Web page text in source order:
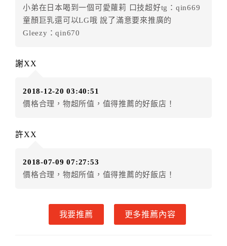
五、保留住宿權益(保留住房)
．訂房者因故辦理訂單異動，本飯店可接受
．訂房者使用「保留住宿金額」時，請注意！為避免飯
件放棄訂單（住宿權益）。 （限原訂飯店使用）
．每筆訂單異動限定乙次，限原訂飯店，異動完成後不
．訂單異動後，訂單費用總計大於原訂單費用總計時，
訂房者不得要求退其差額。限原訂飯店
◎住房日7天前辦理者，訂單費用扣除總計0%為手續費
◎住房日4天前辦理者，訂單費用扣除總計25%為手續費
小弟在日本喝到一個可愛蘿莉 口技超好tg：qin669
童顏巨乳還可以LG哦 說了滿意要來推廣的
Gleezy：qin670
謝XX
2018-12-20 03:40:51
價格合理，物超所值，值得推薦的好飯店！
許XX
2018-07-09 07:27:53
價格合理，物超所值，值得推薦的好飯店！
我要推薦 更多推薦內容